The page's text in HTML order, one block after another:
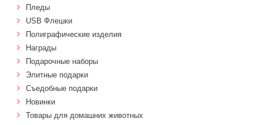
Пледы
USB Флешки
Полиграфические изделия
Награды
Подарочные наборы
Элитные подарки
Cъедобные подарки
Новинки
Товары для домашних животных